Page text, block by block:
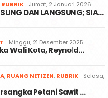
RUBRIK Jumat, 2 Januari 2026
DAN LANGSUNG; SIA…
Minggu, 21 Desember 2025
Wali Kota, Reynold…
, RUANG NETIZEN, RUBRIK
Selasa,
Petani Sawit …